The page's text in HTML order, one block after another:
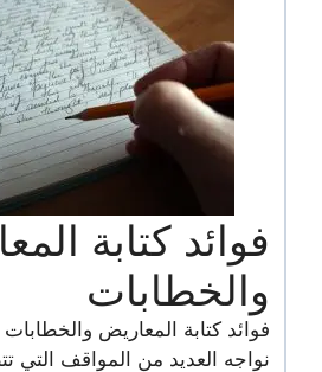
فوائد كتابة
والخطابات
فوائد كتابة المعاريض والخطابات
نواجه العديد من المواقف التي